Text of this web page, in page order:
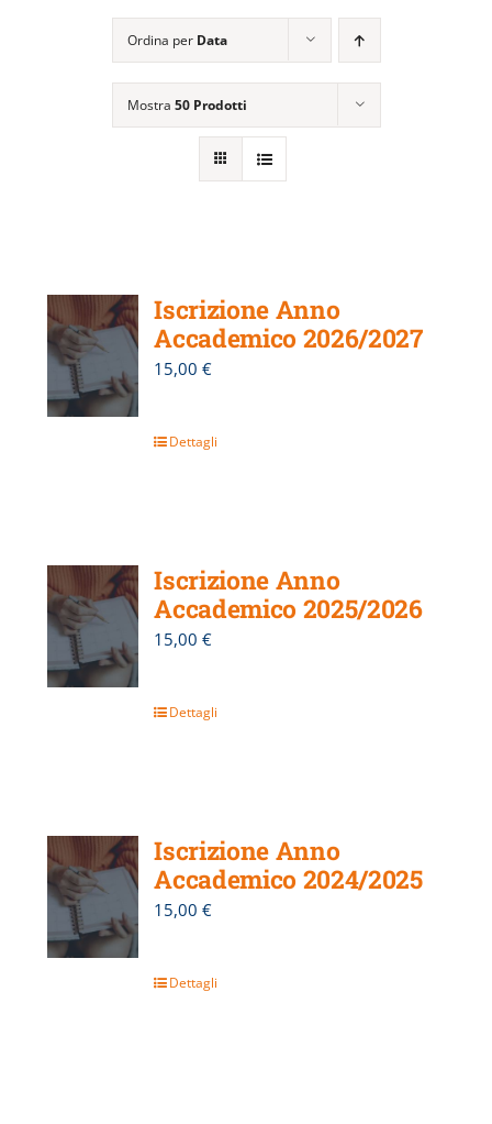
ATTIVITÀ EDITORIALE
Ordina per Data
Mostra 50 Prodotti
Iscrizione Anno
Accademico 2026/2027
15,00€
Dettagli
Iscrizione Anno
Accademico 2025/2026
15,00€
Dettagli
Iscrizione Anno
Accademico 2024/2025
15,00€
Dettagli